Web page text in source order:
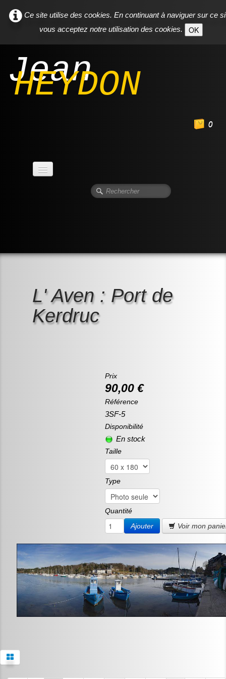
Ce site utilise des cookies. En continuant à naviguer sur ce
vous acceptez notre utilisation des cookies.
OK
Jean
HEYDON
0
La boutique des panoramiques▼
Mes différentes prestations
Galeries▼
L' Aven : Port de
Kerdruc
Prix
90,00 €
Référence
3SF-5
Disponibilité
En stock
Taille
Type
Quantité
Ajouter
Voir mon